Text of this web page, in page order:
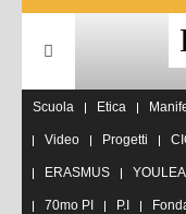
Scuola Etica
Video Progetti
ERASMUS
70mo PI P.I